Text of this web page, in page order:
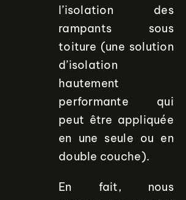
l’isolation des
rampants sous
toiture (une solution
d’isolation
hautement
performante qui
peut être appliquée
en une seule ou en
double couche).
En fait, nous